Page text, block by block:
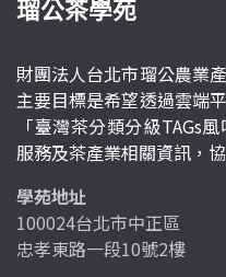
瑠公茶學苑
財團法人台北市瑠公農業
主要目標是希望透過雲端
「臺灣茶分類分級TAGs
服務及茶產業相關資訊，
學苑地址
100024台北市中正區
忠孝東路一段10號2樓